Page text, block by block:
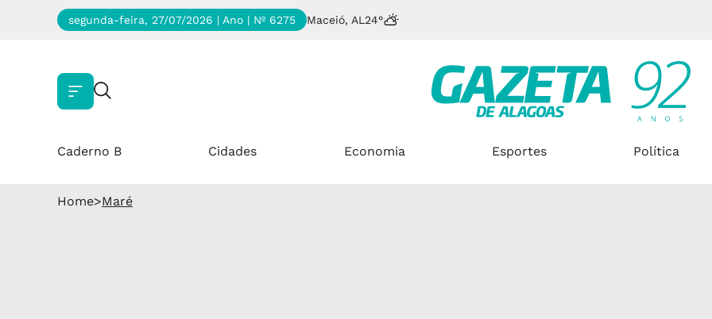
segunda-feira, 27/07/2026 | Ano | Nº 6275 Maceió, AL 24°
Caderno B Cidades Economia Esportes Política
Home>Maré